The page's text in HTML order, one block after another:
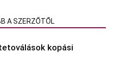
A SZERZŐTŐL
kopási